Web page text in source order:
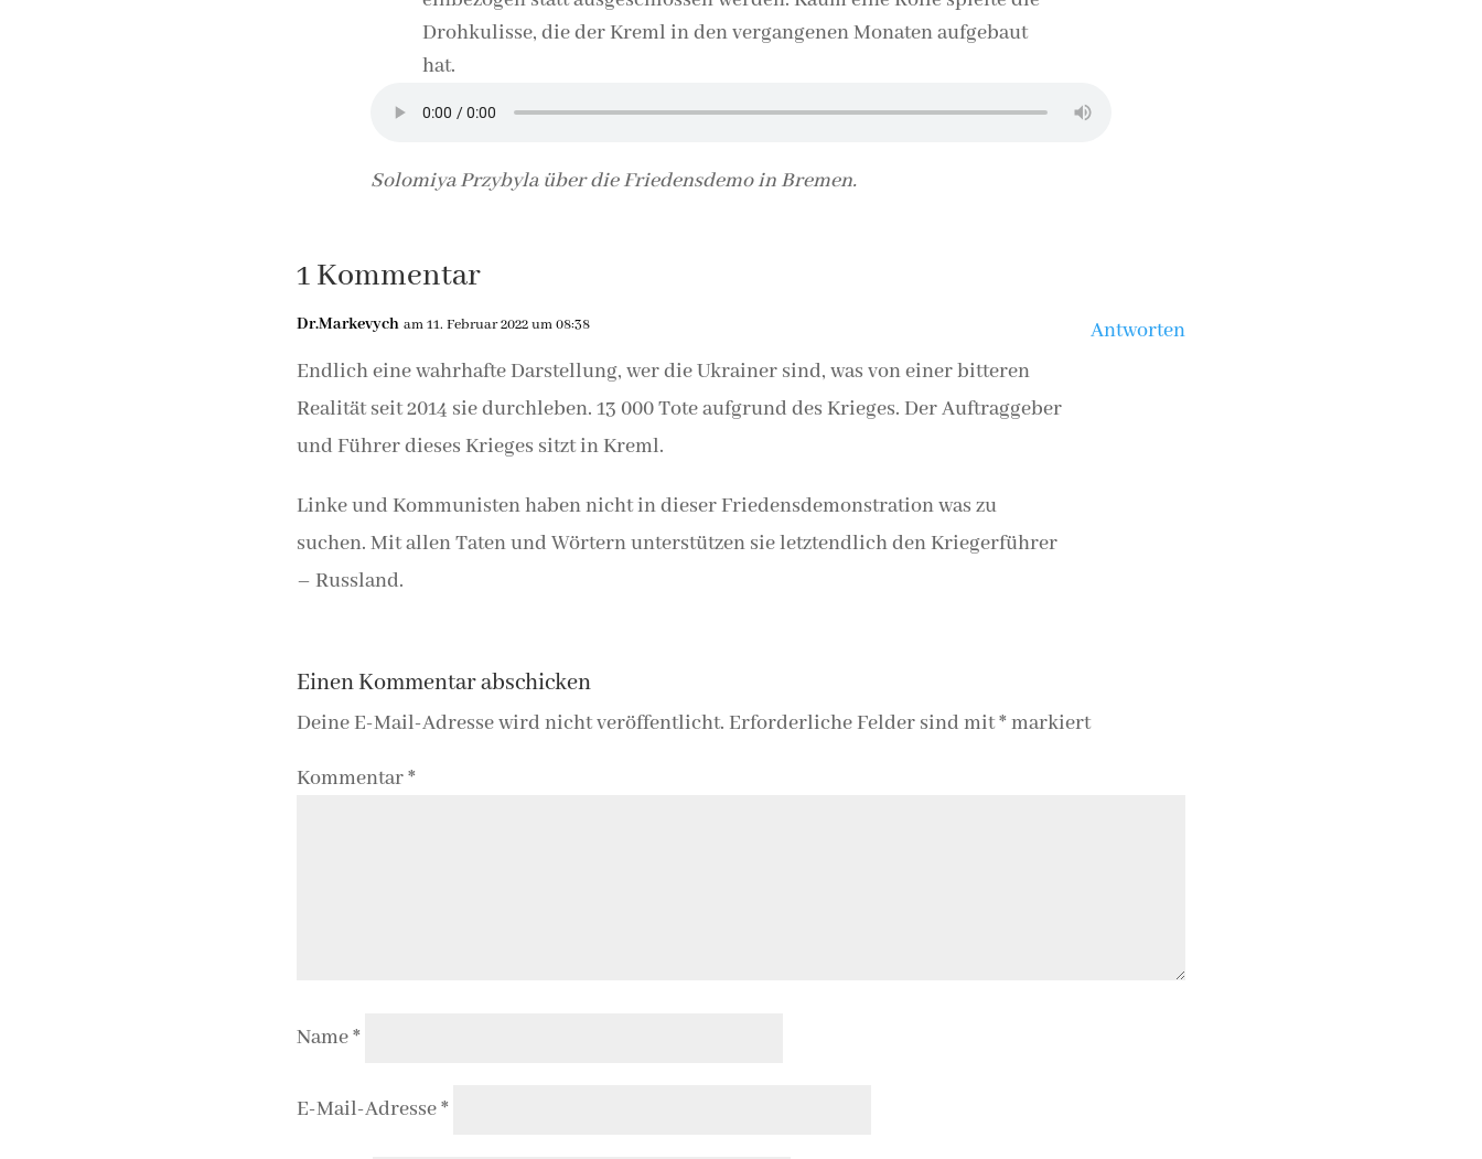
Drohkulisse, die der Kreml in den vergangenen Monaten aufgebaut
hat.
Solomiya Przybyla über die Friedensdemo in Bremen.
1 Kommentar
Dr.Markevych am 11. Februar 2022 um 08:38
Endlich eine wahrhafte Darstellung, wer die Ukrainer sind, was von einer bitteren
Realität seit 2014 sie durchleben. 13 000 Tote aufgrund des Krieges. Der Auftraggeber
und Führer dieses Krieges sitzt in Kreml.
Linke und Kommunisten haben nicht in dieser Friedensdemonstration was zu
suchen. Mit allen Taten und Wörtern unterstützen sie letztendlich den Kriegerführer
– Russland.
Antworten
Einen Kommentar abschicken
Deine E-Mail-Adresse wird nicht veröffentlicht. Erforderliche Felder sind mit*markiert
Kommentar*
Name*
E-Mail-Adresse*